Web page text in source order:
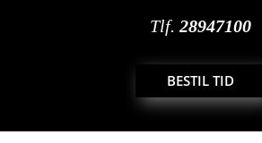
Tlf.28947100
BESTIL TID